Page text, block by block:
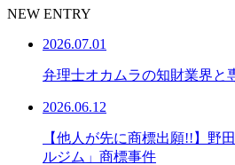
NEW ENTRY
2026.07.01
弁理士オカムラの知財業界と
2026.06.12
【他人が先に商標出願!!】野
ルジム」商標事件